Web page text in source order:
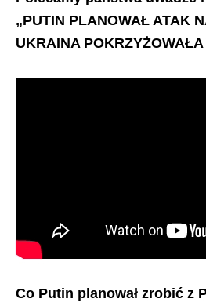
„PUTIN PLANOWAŁ ATAK
UKRAINA
Co Putin planował zrobić z